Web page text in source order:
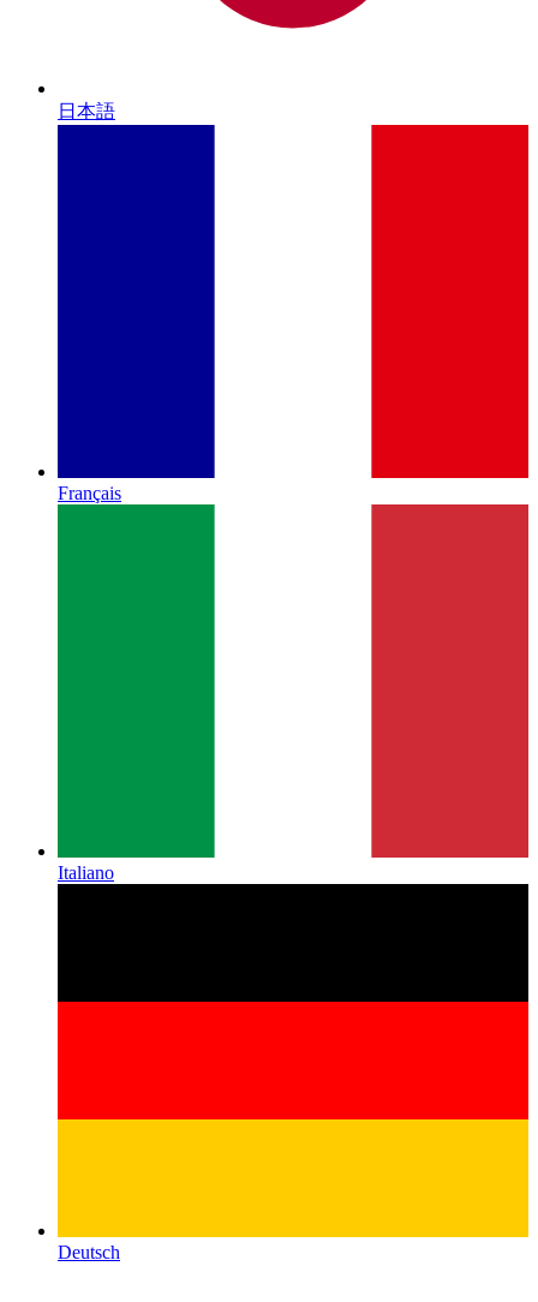
日本語
Français
Italiano
Deutsch